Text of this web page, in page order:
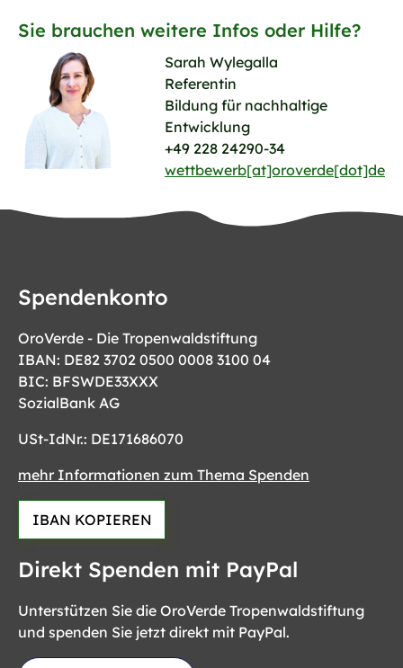
Sie brauchen weitere Infos oder Hilfe?
Sarah Wylegalla
Referentin
Bildung für nachhaltige
Entwicklung
+49 228 24290-34
wettbewerb[at]oroverde[dot]de
Spendenkonto
OroVerde - Die Tropenwaldstiftung
IBAN: DE82 3702 0500 0008 3100 04
BIC: BFSWDE33XXX
SozialBank AG
USt-IdNr.: DE171686070
mehr Informationen zum Thema Spenden
IBAN KOPIEREN
Direkt Spenden mit PayPal
Unterstützen Sie die OroVerde Tropenwaldstiftung
und spenden Sie jetzt direkt mit PayPal.